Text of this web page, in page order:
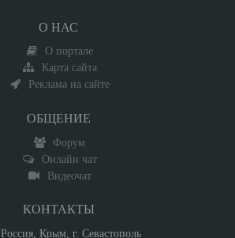
О НАС
О портале
Карта сайта
Реклама на сайте
ОБЩЕНИЕ
Форум
Онлайн чат
Видеочат
КОНТАКТЫ
Россия, Крым, г. Севастополь